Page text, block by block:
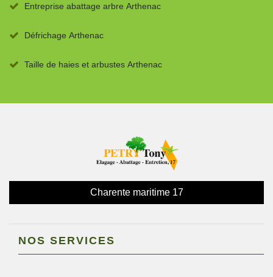
Entreprise abattage arbre Arthenac
Défrichage Arthenac
Taille de haies et arbustes Arthenac
Charente maritime 17
NOS SERVICES